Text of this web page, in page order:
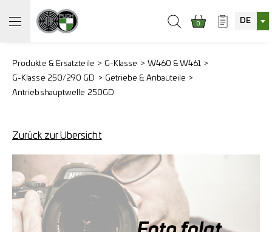
0 DE
Produkte & Ersatzteile G-Klasse
W460 & W461
G-Klasse 250/290 GD
Getriebe & Anbauteile
Antriebshauptwelle 250GD
Zurück zur Übersicht